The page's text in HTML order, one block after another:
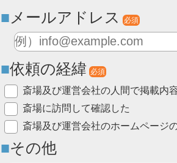
メールアドレス 必須
依頼の経緯 必須
斎場及び運営会社の人間で掲載内
斎場に訪問して確認した
斎場及び運営会社のホームページ
その他